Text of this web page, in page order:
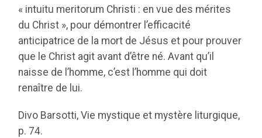
« intuitu meritorum Christi : en vue des mérites
du Christ », pour démontrer l’efficacité
anticipatrice de la mort de Jésus et pour prouver
que le Christ agit avant d’être né. Avant qu’il
naisse de l’homme, c’est l’homme qui doit
renaître de lui.
Divo Barsotti, Vie mystique et mystère liturgique,
p. 74.